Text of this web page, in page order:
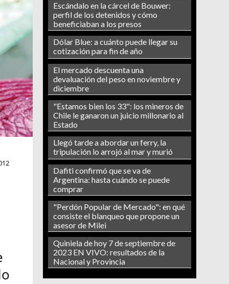
Escándalo en la cárcel de Bouwer:
perfil de los detenidos y cómo
beneficiaban a los presos
Dólar Blue: a cuánto puede llegar su
cotización para fin de año
El mercado descuenta una
devaluación del peso en noviembre y
diciembre
"Estamos bien los 33": los mineros de
Chile le ganaron un juicio millonario al
Estado
Llegó tarde a abordar un ferry, la
tripulación lo arrojó al mar y murió
Dafiti confirmó que se va de
Argentina: hasta cuándo se puede
comprar
"Perdón Popular de Mercado": en qué
consiste el blanqueo que propone un
asesor de Milei
Quiniela de hoy 7 de septiembre de
2023 EN VIVO: resultados de la
Nacional y Provincia